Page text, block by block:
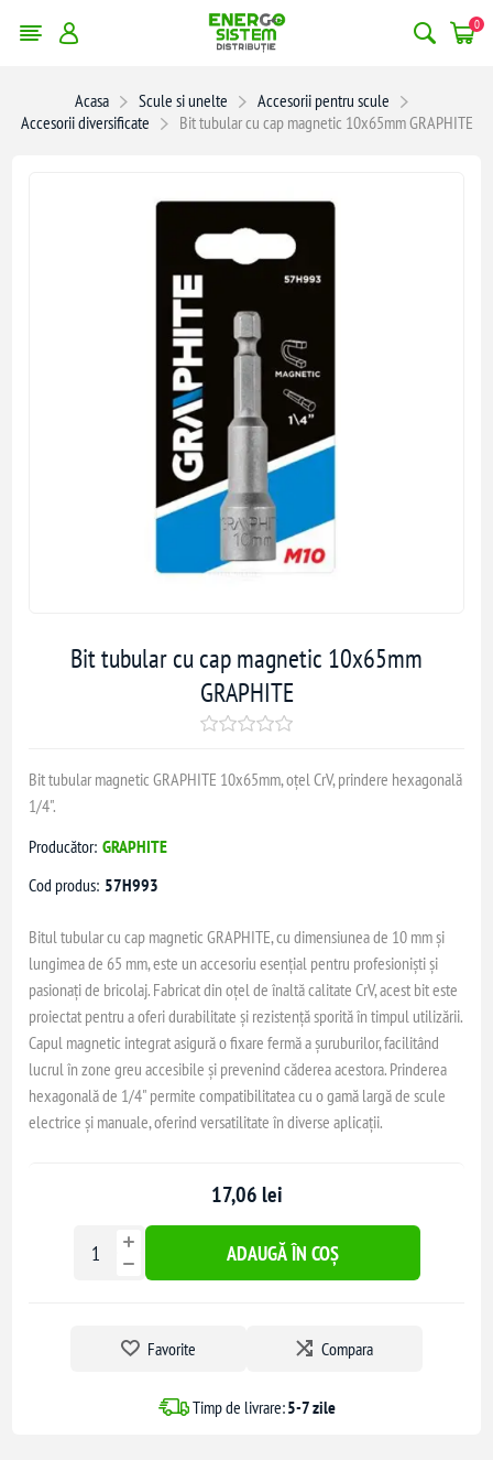
0
Acasa Scule si unelte
Accesorii pentru scule
Accesorii diversificate
Bit tubular cu cap magnetic 10x65mm GRAPHITE
Bit tubular cu cap magnetic 10x65mm
GRAPHITE
Bit tubular magnetic GRAPHITE 10x65mm, oțel CrV, prindere hexagonală
1/4".
Producător: GRAPHITE
Cod produs: 57H993
Bitul tubular cu cap magnetic GRAPHITE, cu dimensiunea de 10 mm și
lungimea de 65 mm, este un accesoriu esențial pentru profesioniști și
pasionați de bricolaj. Fabricat din oțel de înaltă calitate CrV, acest bit este
proiectat pentru a oferi durabilitate și rezistență sporită în timpul utilizării.
Capul magnetic integrat asigură o fixare fermă a șuruburilor, facilitând
lucrul în zone greu accesibile și prevenind căderea acestora. Prinderea
hexagonală de 1/4" permite compatibilitatea cu o gamă largă de scule
electrice și manuale, oferind versatilitate în diverse aplicații.
17,06 lei
ADAUGĂ ÎN COȘ
Favorite Compara
Timp de livrare:5-7 zile